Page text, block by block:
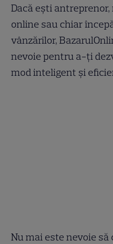
Dacă ești
online sau chiar
vânzărilor,
nevoie pentru a-ți
mod inteligent și
Nu mai este nevoie